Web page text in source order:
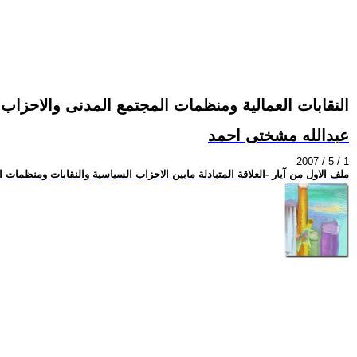
النقابات العمالية ومنظمات المجتمع المدنى والاحزاب
عبدالله مشختى احمد
2007 / 5 / 1
ملف الاول من آيار -العلاقة المتبادلة مابين الاحزاب السياسية والنقابات